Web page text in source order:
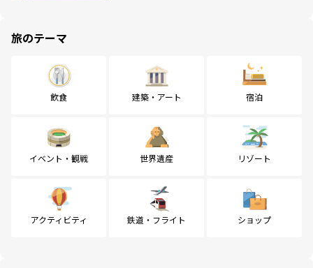
旅のテーマ
飲食 建築・アート 宿泊
イベント・観戦 世界遺産 リゾート
アクティビティ 鉄道・フライト ショップ